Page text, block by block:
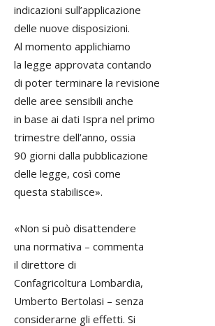
indicazioni sull’applicazione
delle nuove disposizioni.
Al momento applichiamo
la legge approvata contando
di poter terminare la revisione
delle aree sensibili anche
in base ai dati Ispra nel primo
trimestre dell’anno, ossia
90 giorni dalla pubblicazione
delle legge, così come
questa stabilisce».
«Non si può disattendere
una normativa – commenta
il direttore di
Confagricoltura Lombardia,
Umberto Bertolasi – senza
considerarne gli effetti. Si